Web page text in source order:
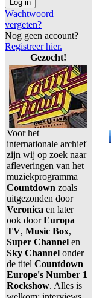
Wachtwoord
vergeten?
Nog geen account?
Registreer hier.
Gezocht!
Voor het
internationale archief
zijn wij op zoek naar
afleveringen van het
muziekprogramma
Countdown zoals
uitgezonden door
Veronica en later
ook doorEuropa
TV, Music Box,
Super Channel en
Sky Channel onder
de titel Countdown
Europe's Number 1
Rockshow. Alles is